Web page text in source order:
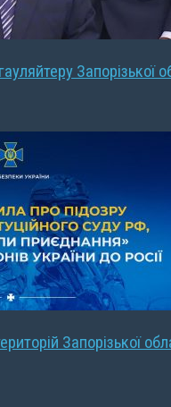
Запорізької
Запорізької